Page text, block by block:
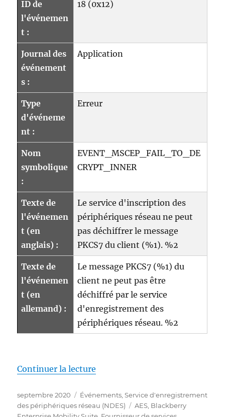
find
a
local
ID de
l'événemen
t :
18 (0x12)
Journal des
événement
s :
Application
Type
d'événeme
nt :
Erreur
Nom
symbolique
:
EVENT_MSCEP_FAIL_TO_DE
CRYPT_INNER
Texte de
l'événemen
t (en
anglais) :
Le service d'inscription des
périphériques réseau ne peut
pas déchiffrer le message
PKCS7 du client (%1). %2
Texte de
l'événemen
t (en
allemand) :
Le message PKCS7 (%1) du
client ne peut pas être
déchiffré par le service
d'enregistrement des
périphériques réseau. %2
Continuer la lecture
Publié
le
septembre 2020 Catégories
Événements,Service d'enregistrement
des périphériques réseau (NDES)
Étiquettes
AES, Blackberry